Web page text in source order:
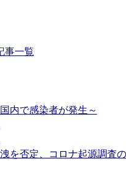
事一覧
内で感染者が発生～
を否定、コロナ起源調査